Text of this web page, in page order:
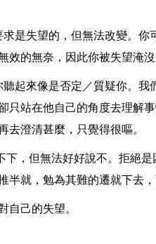
求是失望的，但無法改變。
效的無奈，因此你被失望淹
聽起來像是否定／質疑你。
只站在他自己的角度去理解
去澄清甚麼，只覺得很嘔。
下，但無法好好說不。拒絕
半就，勉為其難的遷就下去
自己的失望。